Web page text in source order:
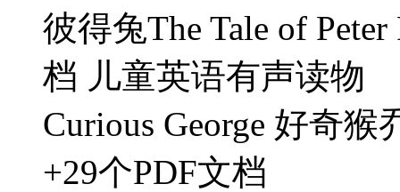
彼得兔The Tale of
档 儿童英语有声读物
Curious George 好奇
+29个PDF文档